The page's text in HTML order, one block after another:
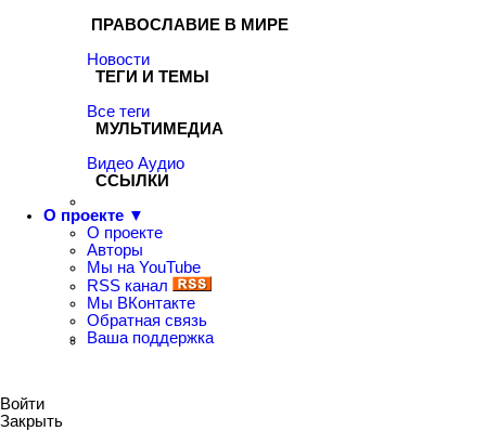
ПРАВОСЛАВИЕ В МИРЕ
Новости
ТЕГИ И ТЕМЫ
Все теги
МУЛЬТИМЕДИА
Видео Аудио
ССЫЛКИ
О проекте ▼
О проекте
Авторы
Мы на YouTube
RSS канал
Мы ВКонтакте
Обратная связь
Ваша поддержка
Войти
Закрыть